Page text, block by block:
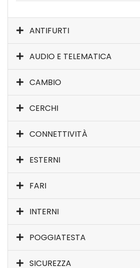
ANTIFURTI
AUDIO E TELEMATICA
CAMBIO
CERCHI
CONNETTIVITÀ
ESTERNI
FARI
INTERNI
POGGIATESTA
SICUREZZA